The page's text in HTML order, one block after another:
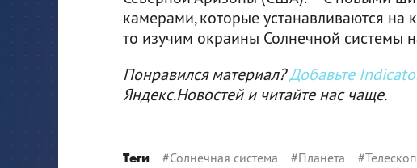
камерами, которые устанавливаются
то изучим окраины Солнечной системы
Понравился материал?Добавьте
Яндекс.Новостей и читайте нас чаще.
Теги #Солнечная система #Планета #Телескоп